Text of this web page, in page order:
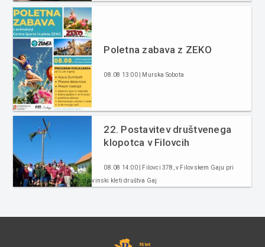
Poletna zabava z ZEKO
08.08 13:00 | Murska Sobota
22. Postavitev društvenega
klopotca v Filovcih
08.08 14:00 | Filovci 378, v Filovskem Gaju pri
vinski kleti društva Gaj